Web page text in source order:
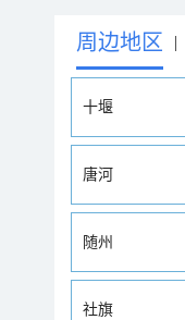
周边地区 |
十堰
唐河
随州
社旗